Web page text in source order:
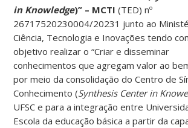
in Knowledge)” – MCTI(TED) nº
26717520230004/20231 junto ao
Ciência, Tecnologia e Inovações tendo
objetivo realizar o “Criar e disseminar
conhecimentos que agregam valor ao
por meio da consolidação do Centro de
Conhecimento (Synthesis Center in
UFSC e para a integração entre
Escola da educação básica a partir da